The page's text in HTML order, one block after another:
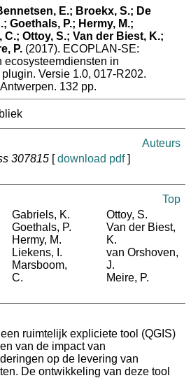
E.; Broekx, S.; De
Goethals, P.; Hermy, M.;
Ottoy, S.; Van der Biest, K.;
P. (2017). ECOPLAN-SE:
ecosysteemdiensten in
Versie 1.0, 017-R202.
132 pp.
Auteurs
307815 [download pdf]
Top
Gabriels, K.
Goethals, P.
Hermy, M.
Liekens, I.
Marsboom,
C.
Ottoy, S.
Van der Biest,
K.
van Orshoven,
J.
Meire, P.
ruimtelijk expliciete tool (QGIS)
van de impact van
op de levering van
De ontwikkeling van deze tool